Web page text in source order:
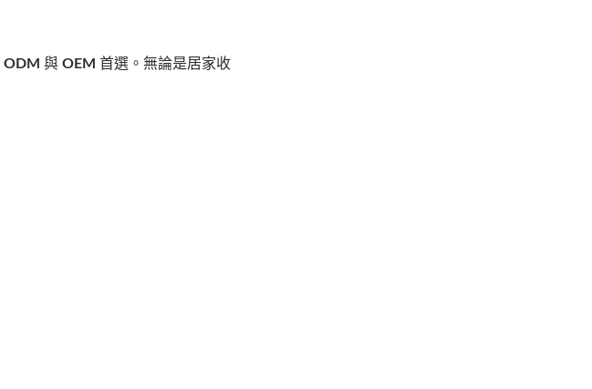
ODM 與 OEM 首選。無論是居家收